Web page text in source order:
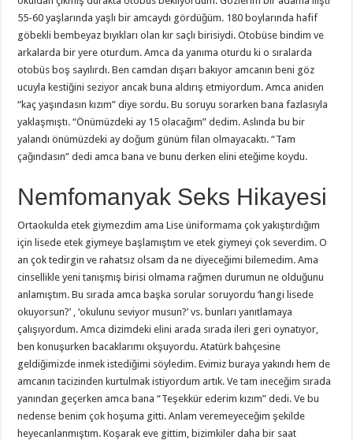
55-60 yaşlarında yaşlı bir amcaydı gördüğüm. 180 boylarında hafif
göbekli bembeyaz bıyıkları olan kır saçlı birisiydi. Otobüse bindim ve
arkalarda bir yere oturdum. Amca da yanıma oturdu ki o sıralarda
otobüs boş sayılırdı. Ben camdan dışarı bakıyor amcanın beni göz
ucuyla kestiğini seziyor ancak buna aldırış etmiyordum. Amca aniden
“kaç yaşındasın kızım” diye sordu. Bu soruyu sorarken bana fazlasıyla
yaklaşmıştı. “Önümüzdeki ay 15 olacağım” dedim. Aslında bu bir
yalandı önümüzdeki ay doğum günüm filan olmayacaktı. “Tam
çağındasın” dedi amca bana ve bunu derken elini eteğime koydu.
Nemfomanyak Seks Hikayesi
Ortaokulda etek giymezdim ama Lise üniformama çok yakıştırdığım
için lisede etek giymeye başlamıştım ve etek giymeyi çok severdim. O
an çok tedirgin ve rahatsız olsam da ne diyeceğimi bilemedim. Ama
cinsellikle yeni tanışmış birisi olmama rağmen durumun ne olduğunu
anlamıştım. Bu sırada amca başka sorular soruyordu ‘hangi lisede
okuyorsun?’ , ‘okulunu seviyor musun?’ vs. bunları yanıtlamaya
çalışıyordum. Amca dizimdeki elini arada sırada ileri geri oynatıyor,
ben konuşurken bacaklarımı okşuyordu. Atatürk bahçesine
geldiğimizde inmek istediğimi söyledim. Evimiz buraya yakındı hem de
amcanın tacizinden kurtulmak istiyordum artık. Ve tam ineceğim sırada
yanından geçerken amca bana “Teşekkür ederim kızım” dedi. Ve bu
nedense benim çok hoşuma gitti. Anlam veremeyeceğim şekilde
heyecanlanmıştım. Koşarak eve gittim, bizimkiler daha bir saat